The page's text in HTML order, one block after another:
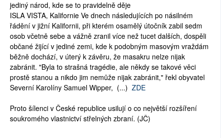
jediný národ, kde se to pravidelně děje
ISLA VISTA, Kalifornie Ve dnech následujících po násilném
řádění v jižní Kalifornii, při kterém osamělý útočník zabil sedm
osob včetně sebe a vážně zranil více než tucet dalších, dospěli
občané žijící v jediné zemi, kde k podobným masovým vraždám
běžně dochází, v úterý k závěru, že masakru nelze nijak
zabránit. "Byla to strašná tragédie, ale někdy se takové věci
prostě stanou a nikdo jim nemůže nijak zabránit," řekl obyvatel
Severní Karolíny Samuel Wipper, (...) ZDE
Proto šílenci v České republice usilují o co největší rozšíření
soukromého vlastnictví střelných zbraní. (JČ)